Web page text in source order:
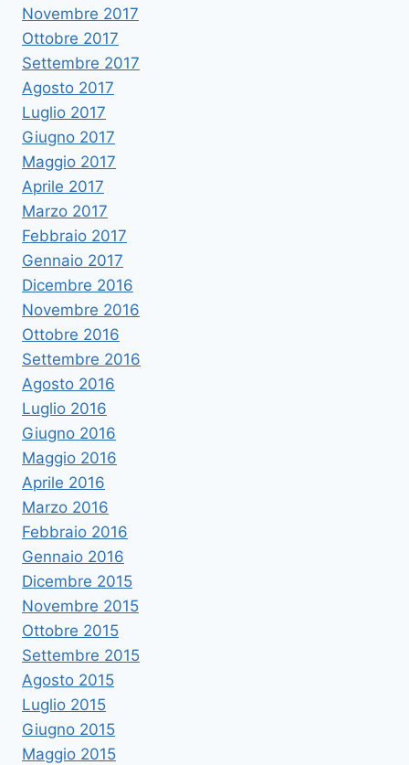
Novembre 2017
Ottobre 2017
Settembre 2017
Agosto 2017
Luglio 2017
Giugno 2017
Maggio 2017
Aprile 2017
Marzo 2017
Febbraio 2017
Gennaio 2017
Dicembre 2016
Novembre 2016
Ottobre 2016
Settembre 2016
Agosto 2016
Luglio 2016
Giugno 2016
Maggio 2016
Aprile 2016
Marzo 2016
Febbraio 2016
Gennaio 2016
Dicembre 2015
Novembre 2015
Ottobre 2015
Settembre 2015
Agosto 2015
Luglio 2015
Giugno 2015
Maggio 2015